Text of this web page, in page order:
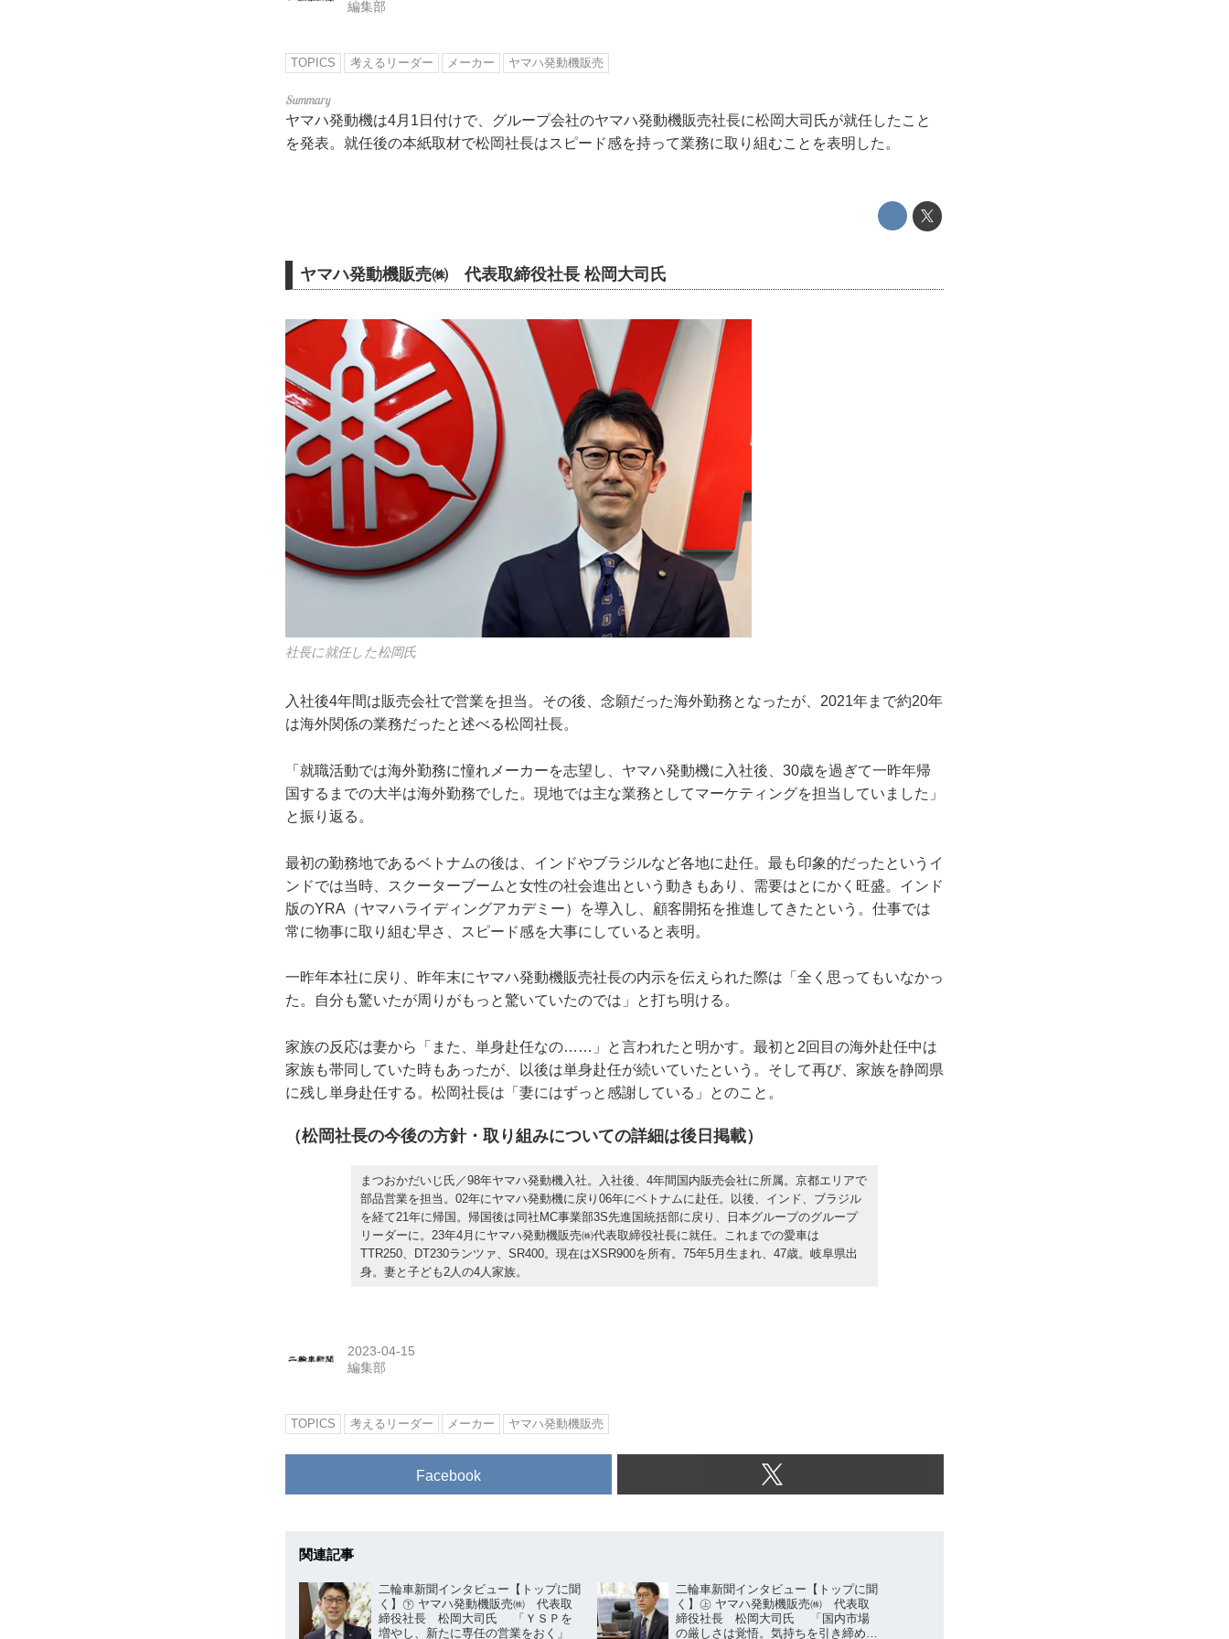
編集部
TOPICS 考えるリーダー メーカー ヤマハ発動機販売
ヤマハ発動機は4月1日付けで、グループ会社のヤマハ発動機販売社長に松岡大司氏が就任したこと
を発表。就任後の本紙取材で松岡社長はスピード感を持って業務に取り組むことを表明した。
ヤマハ発動機販売㈱ 代表取締役社長 松岡大司氏
社長に就任した松岡氏
入社後4年間は販売会社で営業を担当。その後、念願だった海外勤務となったが、2021年まで約20年
は海外関係の業務だったと述べる松岡社長。
「就職活動では海外勤務に憧れメーカーを志望し、ヤマハ発動機に入社後、30歳を過ぎて一昨年帰
国するまでの大半は海外勤務でした。現地では主な業務としてマーケティングを担当していました」
と振り返る。
最初の勤務地であるベトナムの後は、インドやブラジルなど各地に赴任。最も印象的だったというイ
ンドでは当時、スクーターブームと女性の社会進出という動きもあり、需要はとにかく旺盛。インド
版のYRA（ヤマハライディングアカデミー）を導入し、顧客開拓を推進してきたという。仕事では
常に物事に取り組む早さ、スピード感を大事にしていると表明。
一昨年本社に戻り、昨年末にヤマハ発動機販売社長の内示を伝えられた際は「全く思ってもいなかっ
た。自分も驚いたが周りがもっと驚いていたのでは」と打ち明ける。
家族の反応は妻から「また、単身赴任なの……」と言われたと明かす。最初と2回目の海外赴任中は
家族も帯同していた時もあったが、以後は単身赴任が続いていたという。そして再び、家族を静岡県
に残し単身赴任する。松岡社長は「妻にはずっと感謝している」とのこと。
（松岡社長の今後の方針・取り組みについての詳細は後日掲載）
まつおかだいじ氏／98年ヤマハ発動機入社。入社後、4年間国内販売会社に所属。京都エリアで
部品営業を担当。02年にヤマハ発動機に戻り06年にベトナムに赴任。以後、インド、ブラジル
を経て21年に帰国。帰国後は同社MC事業部3S先進国統括部に戻り、日本グループのグループ
リーダーに。23年4月にヤマハ発動機販売㈱代表取締役社長に就任。これまでの愛車は
TTR250、DT230ランツァ、SR400。現在はXSR900を所有。75年5月生まれ、47歳。岐阜県出
身。妻と子ども2人の4人家族。
2023-04-15
編集部
TOPICS 考えるリーダー メーカー ヤマハ発動機販売
Facebook
関連記事
二輪車新聞インタビュー【トップに聞
く】㊦ ヤマハ発動機販売㈱ 代表取
締役社長 松岡大司氏 「ＹＳＰを
増やし、新たに専任の営業をおく」
二輪車新聞インタビュー【トップに聞
く】㊤ ヤマハ発動機販売㈱ 代表取
締役社長 松岡大司氏 「国内市場
の厳しさは覚悟。気持ちを引き締めて